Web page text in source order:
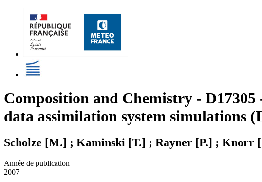
Composition and Chemistry -
data assimilation system simulations
Scholze [M.] ; Kaminski [T.] ; Rayner [P.] ; Knorr
Année de publication
2007